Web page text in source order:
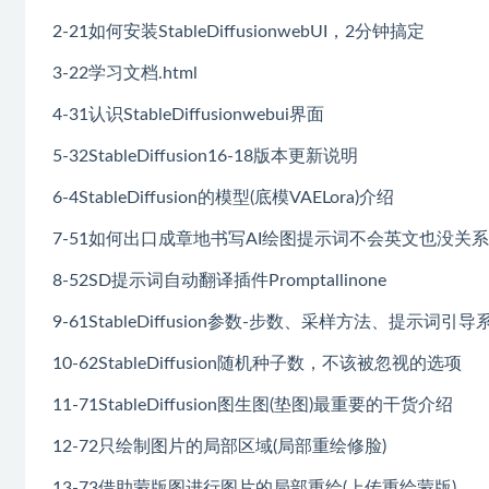
2-21如何安装StableDiffusionwebUI，2分钟搞定
3-22学习文档.html
4-31认识StableDiffusionwebui界面
5-32StableDiffusion16-18版本更新说明
6-4StableDiffusion的模型(底模VAELora)介绍
7-51如何出口成章地书写AI绘图提示词不会英文也没关系
8-52SD提示词自动翻译插件Promptallinone
9-61StableDiffusion参数-步数、采样方法、提示词引导
10-62StableDiffusion随机种子数，不该被忽视的选项
11-71StableDiffusion图生图(垫图)最重要的干货介绍
12-72只绘制图片的局部区域(局部重绘修脸)